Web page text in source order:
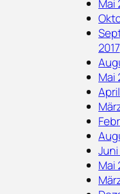
Mai
2017
Mai
Mai